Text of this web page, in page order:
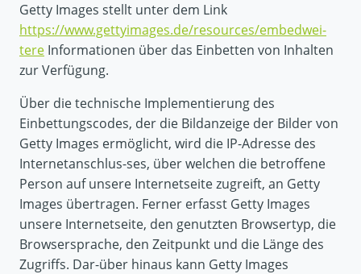
Getty Images stellt unter dem Link
https://www.gettyimages.de/resources/embedwei-
tere Informationen über das Einbetten von Inhalten
zur Verfügung.
Über die technische Implementierung des
Einbettungscodes, der die Bildanzeige der Bilder von
Getty Images ermöglicht, wird die IP-Adresse des
Internetanschlus-ses, über welchen die betroffene
Person auf unsere Internetseite zugreift, an Getty
Images übertragen. Ferner erfasst Getty Images
unsere Internetseite, den genutzten Browsertyp, die
Browsersprache, den Zeitpunkt und die Länge des
Zugriffs. Dar-über hinaus kann Getty Images